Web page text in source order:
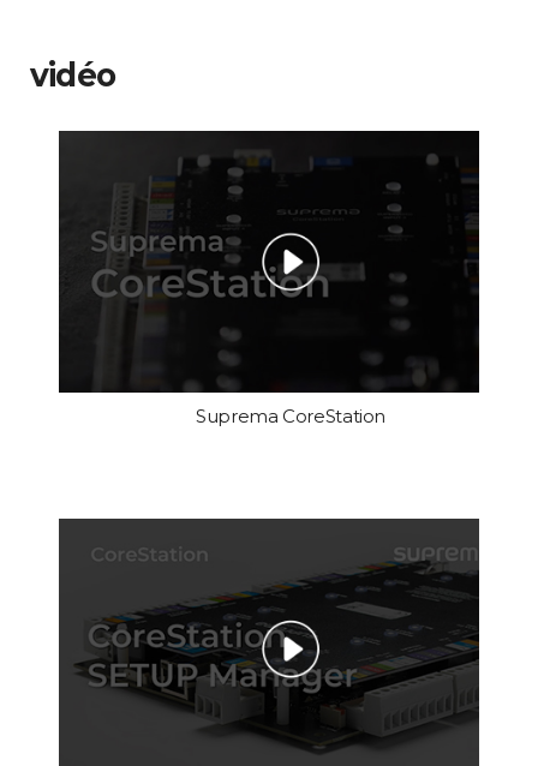
vidéo
Suprema CoreStation